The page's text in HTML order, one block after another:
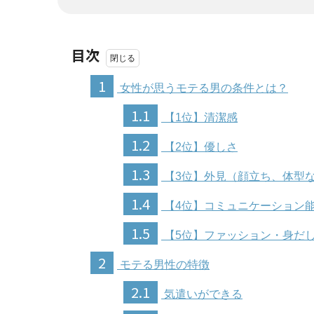
目次
1
女性が思うモテる男の条件とは？
1.1 【1位】清潔感
1.2 【2位】優しさ
1.3 【3位】外見（顔立ち、体型な
1.4 【4位】コミュニケーション
1.5 【5位】ファッション・身だ
2 モテる男性の特徴
2.1 気遣いができる